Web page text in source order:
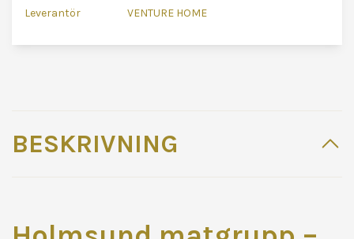
Leverantör VENTURE HOME
BESKRIVNING